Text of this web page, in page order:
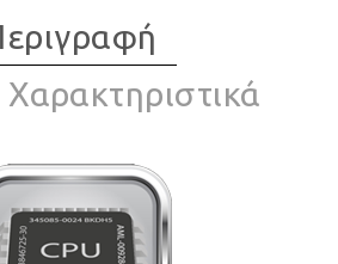
Χαρακτηριστικά